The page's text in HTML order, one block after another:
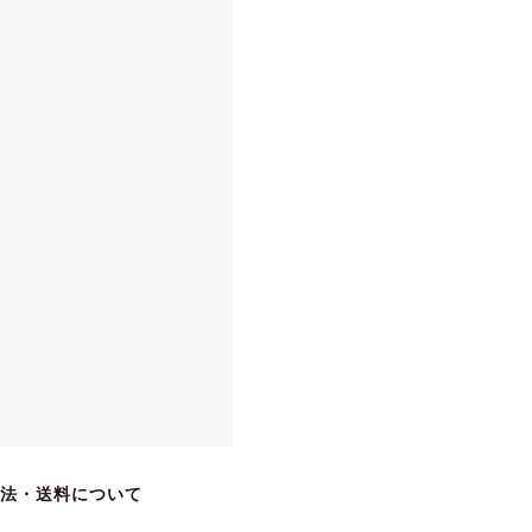
・送料について